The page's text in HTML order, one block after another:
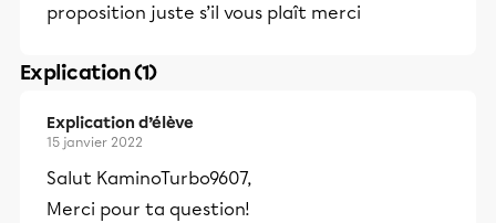
proposition juste s’il vous plaît merci
Explication (1)
Explication d’élève
15 janvier 2022
Salut KaminoTurbo9607,
Merci pour ta question!